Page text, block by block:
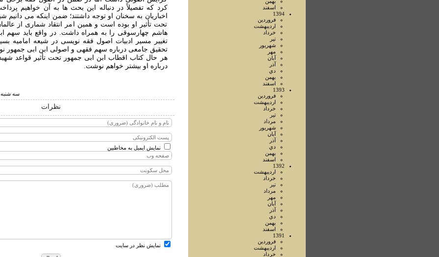
اسفند
1394
فروردين
ارديبهشت
خرداد
تير
شهريور
مهر
آبان
آذر
دي
بهمن
اسفند
1393
فروردين
ارديبهشت
خرداد
تير
مرداد
شهريور
آبان
آذر
دي
بهمن
اسفند
1392
ارديبهشت
خرداد
تير
مرداد
مهر
آبان
آذر
دي
بهمن
اسفند
1391
فروردين
ارديبهشت
خرداد
کرد که تفصیلاً در دنباله این بحث ها به آن خواهیم
اخباریان به سخنان او توجه داشتند؛ ضمن اینکه می دانیم
تحت تأثیر او بوده است و همین امر انتقاد شماری از
هاشم چهارسوقی را به همراه داشت. در واقع باید سهم
تغییر مسیر ادبیات اصول فقه نویسی در شیعه امامیه
تحقیق جامعی درباره سهم فقهی و اصولی ابن ابی جمهور
هر حال کتاب اقطاب ابن ابی جمهور تحت تأثیر قواعد
درباره او بیشتر خواهم نوشت.
سه شنبه ۲۷ مهر ۱۳۹۵ ساعت
نظرات
نمایش ایمیل به مخاطبین
نمایش نظر در سایت